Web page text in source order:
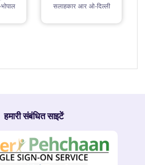
सलाहकार आर ओ-दिल्ली
हमारी संबंधित साइटें